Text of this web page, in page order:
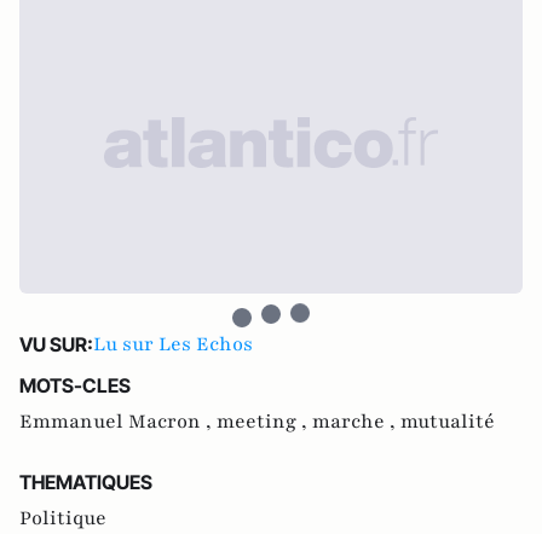
VU SUR:Lu sur Les Echos
MOTS-CLES
Emmanuel Macron , meeting , marche , mutualité
THEMATIQUES
Politique